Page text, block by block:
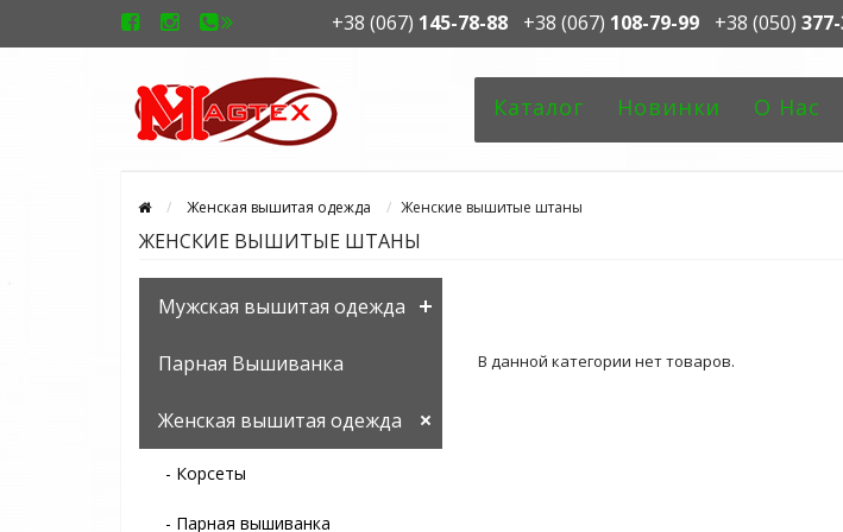
+38 (067) 145-78-88 +38 (067) 108-79-99 +38 (050)
Каталог Новинки О Нас
Женская вышитая одежда Женские вышитые штаны
ЖЕНСКИЕ ВЫШИТЫЕ ШТАНЫ
Мужская вышитая одежда
Парная Вышиванка
Женская вышитая одежда
- Корсеты
- Парная вышиванка
В данной категории нет товаров.